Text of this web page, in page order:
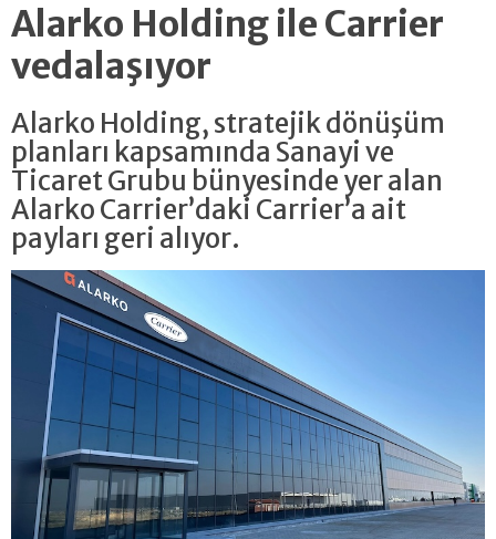
Alarko Holding ile Carrier
vedalaşıyor
Alarko Holding, stratejik dönüşüm
planları kapsamında Sanayi ve
Ticaret Grubu bünyesinde yer alan
Alarko Carrier’daki Carrier’a ait
payları geri alıyor.